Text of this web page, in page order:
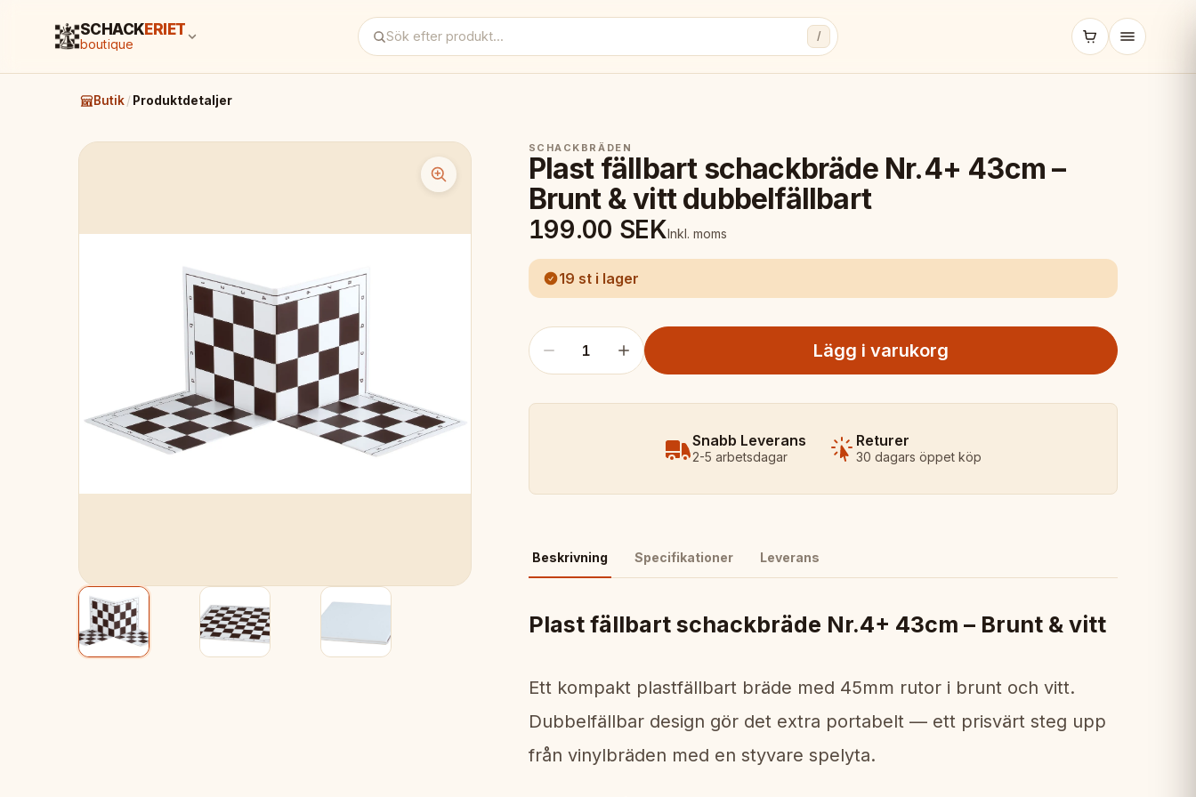
SCHACK ERIET
boutique
/
Butik/ Produktdetaljer
SCHACKBRÄDEN
Plast fällbart schackbräde Nr.4+ 43cm –
Brunt & vitt dubbelfällbart
199.00 SEKInkl. moms
19 st i lager
1 Lägg i varukorg
Snabb Leverans
2-5 arbetsdagar
Returer
30 dagars öppet köp
Beskrivning Specifikationer Leverans
Plast fällbart schackbräde Nr.4+ 43cm – Brunt & vitt
Ett kompakt plastfällbart bräde med 45mm rutor i brunt och vitt.
Dubbelfällbar design gör det extra portabelt — ett prisvärt steg upp
från vinylbräden med en styvare spelyta.